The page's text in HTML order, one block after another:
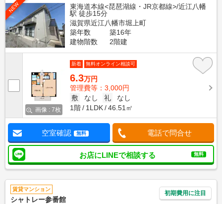
NEW
東海道本線<琵琶湖線・JR京都線>/近江八幡
駅 徒歩15分
滋賀県近江八幡市堀上町
築年数
築16年
建物階数
2階建
画像 : 7枚
新着 無料オンライン相談可
6.3万円
管理費等：3,000円
敷
なし 礼
なし
1階
1LDK 46.51㎡
空室確認 無料 電話で問合せ
お店にLINEで相談する 無料
賃貸マンション
シャトレー参番館
初期費用に注目